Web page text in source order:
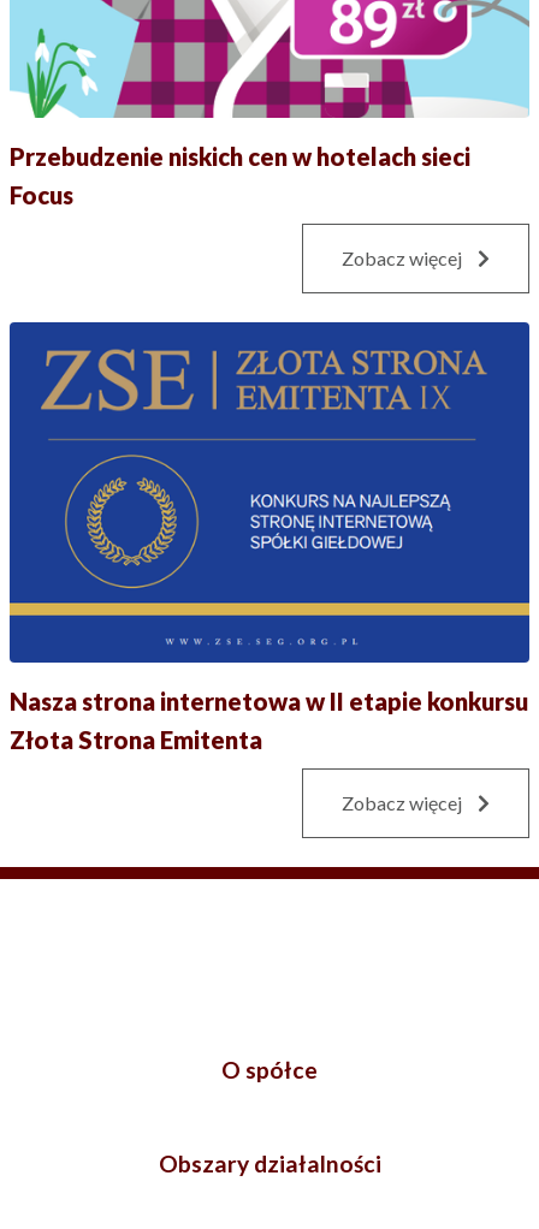
Przebudzenie niskich cen w hotelach sieci
Focus
Zobacz więcej
Nasza strona internetowa w II etapie konkursu
Złota Strona Emitenta
Zobacz więcej
O spółce
Obszary działalności